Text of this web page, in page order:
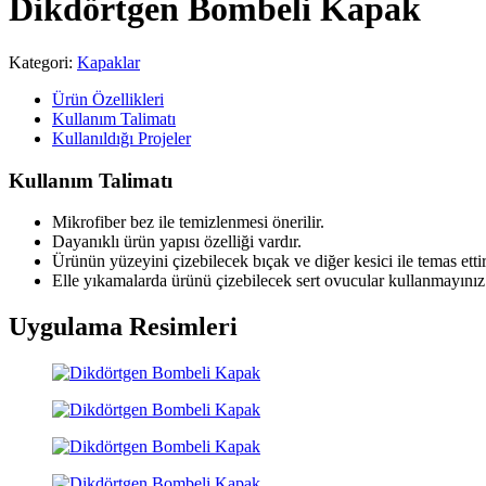
Dikdörtgen Bombeli Kapak
Kategori: Kapaklar
Ürün Özellikleri
Kullanım Talimatı
Kullanıldığı Projeler
Kullanım Talimatı
Mikrofiber bez ile temizlenmesi önerilir.
Dayanıklı ürün yapısı özelliği vardır.
Ürünün yüzeyini çizebilecek bıçak ve diğer kesici ile temas
Elle yıkamalarda ürünü çizebilecek sert ovucular
Uygulama Resimleri